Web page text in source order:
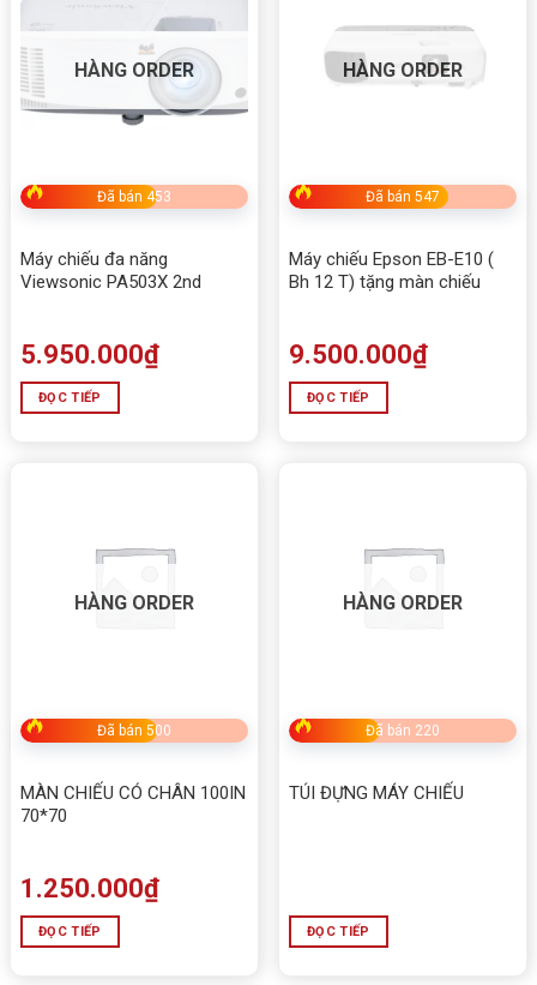
HÀNG ORDER
Đã bán 453
Máy chiếu đa năng
Viewsonic PA503X 2nd
5.950.000₫
ĐỌC TIẾP
HÀNG ORDER
Đã bán 547
Máy chiếu Epson EB-E10 (
Bh 12 T) tặng màn chiếu
9.500.000₫
ĐỌC TIẾP
HÀNG ORDER
Đã bán 500
MÀN CHIẾU CÓ CHÂN 100IN
70*70
1.250.000₫
ĐỌC TIẾP
HÀNG ORDER
Đã bán 220
TÚI ĐỰNG MÁY CHIẾU
ĐỌC TIẾP